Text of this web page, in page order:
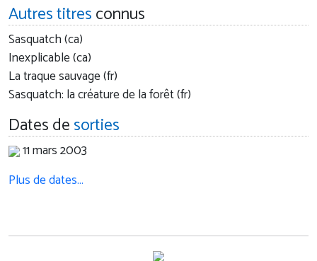
Autres titresconnus
Sasquatch (ca)
Inexplicable (ca)
La traque sauvage (fr)
Sasquatch: la créature de la forêt (fr)
Dates desorties
11 mars 2003
Plus de dates…